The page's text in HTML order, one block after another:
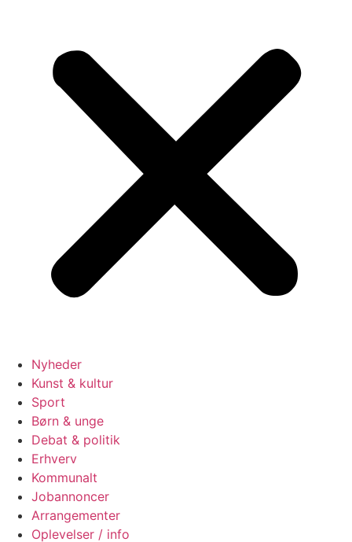
Nyheder
Kunst & kultur
Sport
Børn & unge
Debat & politik
Erhverv
Kommunalt
Jobannoncer
Arrangementer
Oplevelser / info